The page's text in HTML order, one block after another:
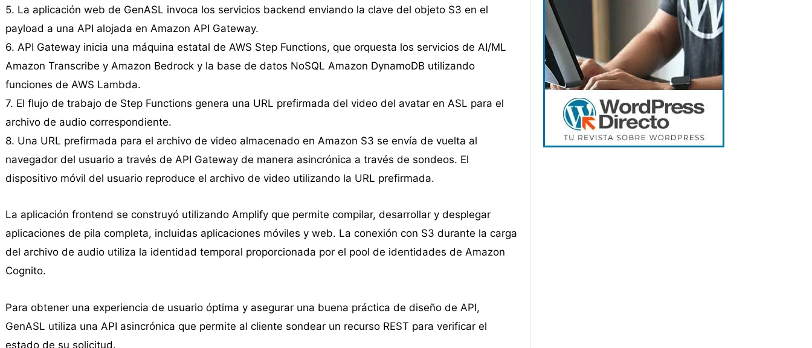
5. La aplicación web de GenASL invoca los servicios backend enviando la clave del objeto S3 en el
payload a una API alojada en Amazon API Gateway.
6. API Gateway inicia una máquina estatal de AWS Step Functions, que orquesta los servicios de AI/ML
Amazon Transcribe y Amazon Bedrock y la base de datos NoSQL Amazon DynamoDB utilizando
funciones de AWS Lambda.
7. El flujo de trabajo de Step Functions genera una URL prefirmada del video del avatar en ASL para el
archivo de audio correspondiente.
8. Una URL prefirmada para el archivo de video almacenado en Amazon S3 se envía de vuelta al
navegador del usuario a través de API Gateway de manera asincrónica a través de sondeos. El
dispositivo móvil del usuario reproduce el archivo de video utilizando la URL prefirmada.
La aplicación frontend se construyó utilizando Amplify que permite compilar, desarrollar y desplegar
aplicaciones de pila completa, incluidas aplicaciones móviles y web. La conexión con S3 durante la carga
del archivo de audio utiliza la identidad temporal proporcionada por el pool de identidades de Amazon
Cognito.
Para obtener una experiencia de usuario óptima y asegurar una buena práctica de diseño de API,
GenASL utiliza una API asincrónica que permite al cliente sondear un recurso REST para verificar el
estado de su solicitud.